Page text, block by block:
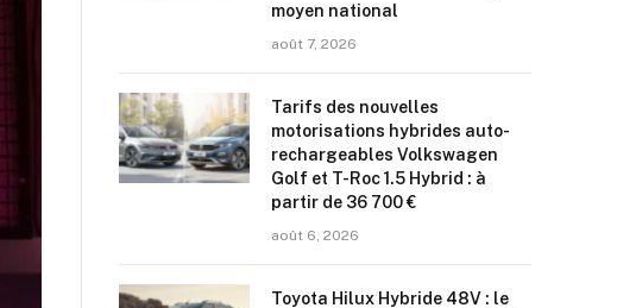
moyen national
août 7, 2026
Tarifs des nouvelles
motorisations hybrides auto-
rechargeables Volkswagen
Golf et T-Roc 1.5 Hybrid : à
partir de 36 700 €
août 6, 2026
Toyota Hilux Hybride 48V : le